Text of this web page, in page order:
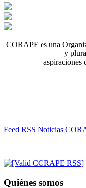
CORAPE es una
y
aspiraciones
Feed RSS Noticias
Quiénes somos